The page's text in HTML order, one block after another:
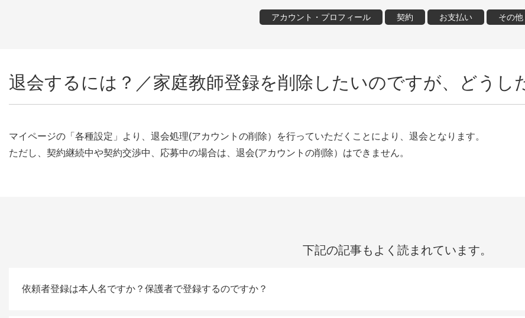
アカウント・プロフィール 契約 お支払い その他
退会するには？／家庭教師登録を削除したいのですが、どうし
マイページの「各種設定」より、退会処理(アカウントの削除）を行っていただくことにより、退会となります。
ただし、契約継続中や契約交渉中、応募中の場合は、退会(アカウントの削除）はできません。
下記の記事もよく読まれています。
依頼者登録は本人名ですか？保護者で登録するのですか？